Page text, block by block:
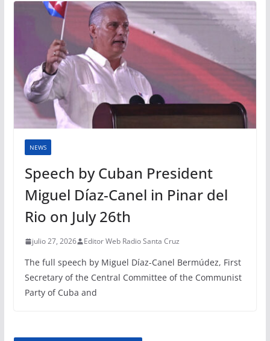
NEWS
Speech by Cuban President
Miguel Díaz-Canel in Pinar del
Rio on July 26th
julio 27, 2026 Editor Web Radio Santa Cruz
The full speech by Miguel Díaz-Canel Bermúdez, First
Secretary of the Central Committee of the Communist
Party of Cuba and